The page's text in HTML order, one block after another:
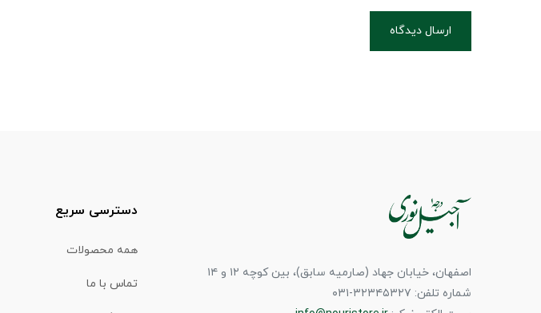
ارسال دیدگاه
اصفهان، خیابان جهاد (صارمیه سابق)، بین کوچه ۱۲ و ۱۴
شماره تلفن: ۳۲۳۴۵۳۲۷-۰۳۱
دسترسی سریع
همه محصولات
تماس با ما